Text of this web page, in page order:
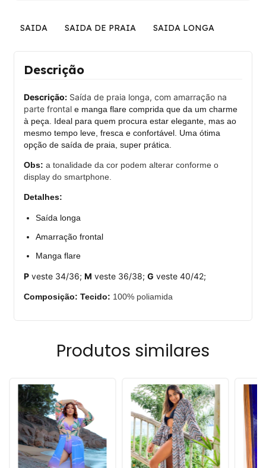
SAIDA SAIDA DE PRAIA SAIDA LONGA
Descrição
Descrição: Saída de praia longa, com amarração na
parte frontal e manga flare comprida que da um charme
à peça. Ideal para quem procura estar elegante, mas ao
mesmo tempo leve, fresca e confortável. Uma ótima
opção de saída de praia, super prática.
Obs: a tonalidade da cor podem alterar conforme o
display do smartphone.
Detalhes:
Saída longa
Amarração frontal
Manga flare
P veste 34/36; M veste 36/38; G veste 40/42;
Composição: Tecido: 100% poliamida
Produtos similares